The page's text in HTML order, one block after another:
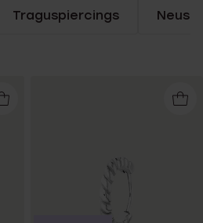
Traguspiercings